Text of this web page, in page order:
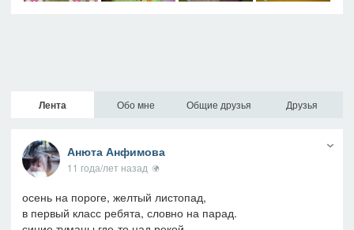
Лента Обо мне Общие друзья Друзья
Анюта Анфимова
11 года/лет назад
осень на пороге, желтый листопад,
в первый класс ребята, словно на парад.